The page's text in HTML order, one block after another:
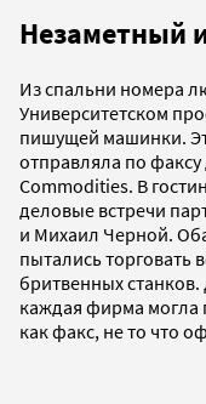
Незаметный
Из спальни номера
Университетском
пишущей машинки.
отправляла по
Commodities. В
деловые встречи
и Михаил Черной.
пытались торговать
бритвенных
каждая фирма могла
как факс, не то что